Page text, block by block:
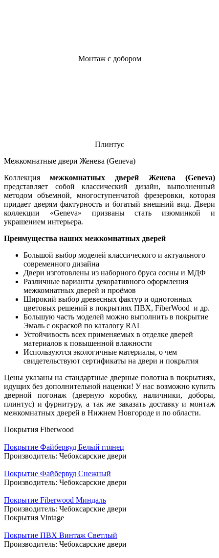
Монтаж с добором
Плинтус
Межкомнатные двери Женева (Geneva)
Коллекция межкомнатных дверей Женева (Geneva)
представляет собой классический дизайн, выполненный
методом объемной, многоступенчатой фрезеровки, которая
придает дверям фактурность и богатый внешний вид. Двери
коллекции «Geneva» призваны стать изюминкой и
украшением интерьера.
Преимущества наших межкомнатных дверей
Большой выбор моделей классического и актуального
современного дизайна
Двери изготовлены из наборного бруса сосны и МДФ
Различные варианты декоративного оформления
межкомнатных дверей и проёмов
Широкий выбор древесных фактур и однотонных
цветовых решений в покрытиях ПВХ, FiberWood и др.
Большую часть моделей можно выполнить в покрытие
Эмаль с окраской по каталогу RAL
Устойчивость всех применяемых в отделке дверей
материалов к повышенной влажности
Используются экологичные материалы, о чем
свидетельствуют сертификаты на двери и покрытия
Цены указаны на стандартные дверные полотна в покрытиях,
идущих без дополнительной наценки! У нас возможно купить
дверной погонаж (дверную коробку, наличники, доборы,
плинтус) и фурнитуру, а так же заказать доставку и монтаж
межкомнатных дверей в Нижнем Новгороде и по области.
Покрытия Fiberwood
Покрытие Файбервуд Белый глянец
Производитель: Чебоксарские двери
Покрытие Файбервуд Снежный
Производитель: Чебоксарские двери
Покрытие Fiberwood Миндаль
Производитель: Чебоксарские двери
Покрытия Vintage
Покрытие ПВХ Винтаж Светлый
Производитель: Чебоксарские двери